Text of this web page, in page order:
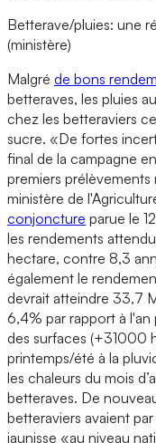
Betterave/pluies: une
(ministère)
Malgré de bons
betteraves, les pluies
chez les betteraviers
sucre. «De fortes
final de la campagne
premiers
ministère de
conjoncture parue le
les rendements
hectare, contre 8,3
également le
devrait atteindre 33,7
6,4% par rapport à l'an
des surfaces (+31000
printemps/été à la
les chaleurs du mois
betteraves. De
betteraviers avaient
jaunisse «au niveau